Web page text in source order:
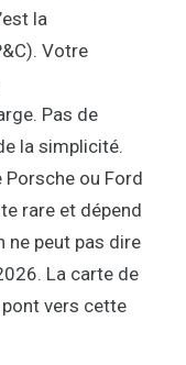
la
Votre
Pas de
la simplicité.
ou Ford
rare et dépend
ne peut pas dire
La carte de
vers cette